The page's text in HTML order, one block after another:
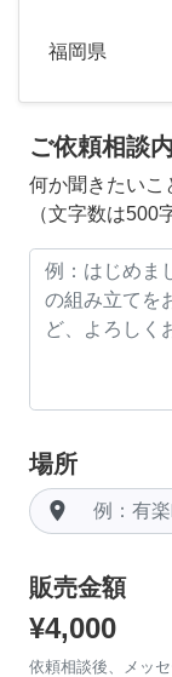
福岡県
ご依頼相談
何か聞きたいこ
（文字数は500
場所
room
販売金額
¥4,000
依頼相談後、メッ